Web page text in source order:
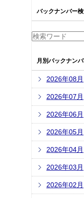
バックナンバー
月別バックナン
2026年08月
2026年07月
2026年06月
2026年05月
2026年04月
2026年03月
2026年02月